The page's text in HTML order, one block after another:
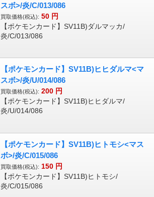
スボ>/炎/C/013/086
買取価格(税込): 50 円
【ポケモンカード】SV11B)ダルマッカ/
炎/C/013/086
【ポケモンカード】SV11B)ヒヒダルマ<マ
スボ>/炎/U/014/086
買取価格(税込): 200 円
【ポケモンカード】SV11B)ヒヒダルマ/
炎/U/014/086
【ポケモンカード】SV11B)ヒトモシ<マス
ボ>/炎/C/015/086
買取価格(税込): 150 円
【ポケモンカード】SV11B)ヒトモシ/
炎/C/015/086